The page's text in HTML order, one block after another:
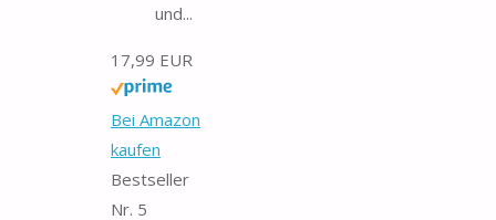
und...
17,99 EUR
Bei Amazon
kaufen
Bestseller
Nr. 5